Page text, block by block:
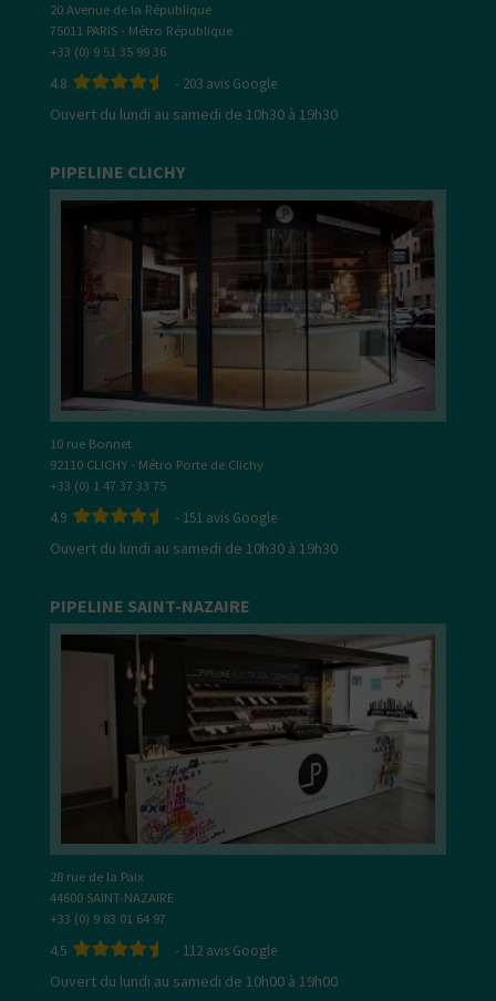
20 Avenue de la République
75011 PARIS - Métro République
+33 (0) 9 51 35 99 36
4.8 - 203 avis Google
Ouvert du lundi au samedi de 10h30 à 19h30
PIPELINE CLICHY
10 rue Bonnet
92110 CLICHY - Métro Porte de Clichy
+33 (0) 1 47 37 33 75
4.9 - 151 avis Google
Ouvert du lundi au samedi de 10h30 à 19h30
PIPELINE SAINT-NAZAIRE
28 rue de la Paix
44600 SAINT-NAZAIRE
+33 (0) 9 83 01 64 97
4.5 - 112 avis Google
Ouvert du lundi au samedi de 10h00 à 19h00